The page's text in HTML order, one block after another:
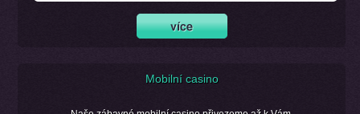
Mobilní casino